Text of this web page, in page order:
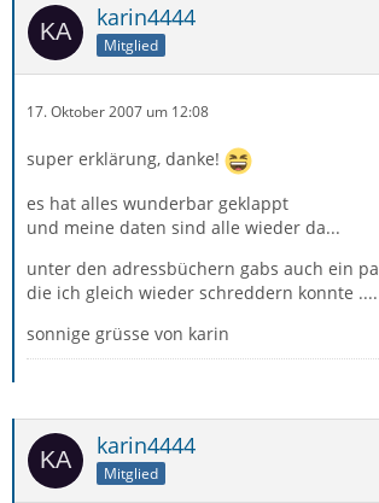
karin4444
Mitglied
17. Oktober 2007 um 12:08
super erklärung, danke!
es hat alles wunderbar geklappt
und meine daten sind alle wieder da...
unter den adressbüchern gabs auch ein
die ich gleich wieder schreddern konnte ....
sonnige grüsse von karin
karin4444
Mitglied